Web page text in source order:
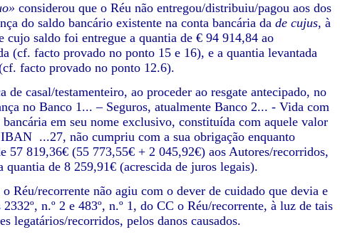
considerou que o Réu não entregou/distribuiu/pagou aos dos
do saldo bancário existente na conta bancária da de cujus, à
saldo foi entregue a quantia de € 94 914,84 ao
(cf. facto provado no ponto 15 e 16), e a quantia levantada
facto provado no ponto 12.6).
casal/testamenteiro, ao proceder ao resgate antecipado, no
no Banco 1... – Seguros, atualmente Banco 2... - Vida com
em seu nome exclusivo, constituída com aquele valor
...27, não cumpriu com a sua obrigação enquanto
819,36€ (55 773,55€ + 2 045,92€) aos Autores/recorridos,
quantia de 8 259,91€ (acrescida de juros legais).
recorrente não agiu com o dever de cuidado que devia e
n.º 2 e 483º, n.º 1, do CC o Réu/recorrente, à luz de tais
legatários/recorridos, pelos danos causados.